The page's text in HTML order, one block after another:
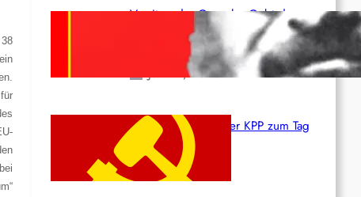
Vorsitzender Gonzalo: Gebt das
Leben für die Partei und die
Juni 19, 2026
Beschluss des ZK der KPP zum Tag
des Heldentums
Juni 19, 2026